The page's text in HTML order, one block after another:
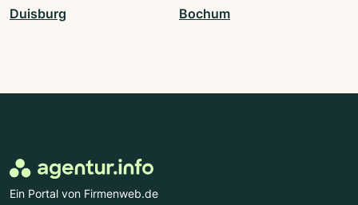
Duisburg Bochum
Ein Portal von Firmenweb.de